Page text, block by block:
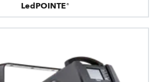
LedPOINTE®